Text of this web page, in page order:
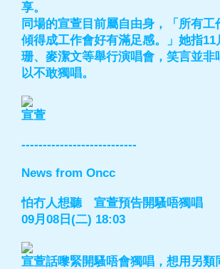
享。
同場的宣萱目前屬自由身，「所有工
傾得成工作會好有滿足感。」她指11
珊、麥潔文等舉行演唱會，笑言並非
以不敢獨唱。
宣萱
---------------------------
News from Oncc
怕冇人想聽 宣萱預告開騷唔獨唱
09月08日(二) 18:03
宣萱話嚟緊開騷唔會獨唱，想用另類